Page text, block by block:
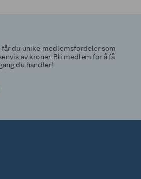
du unike medlemsfordeler som
av kroner. Bli medlem for å få
du handler!